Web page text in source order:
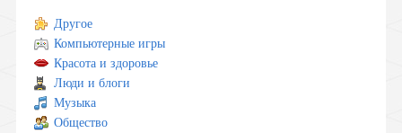
Другое
Компьютерные игры
Красота и здоровье
Люди и блоги
Музыка
Общество